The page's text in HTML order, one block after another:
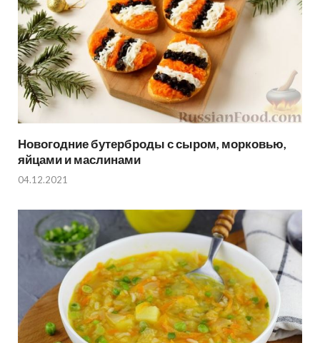
Новогодние бутерброды с сыром, морковью,
яйцами и маслинами
04.12.2021